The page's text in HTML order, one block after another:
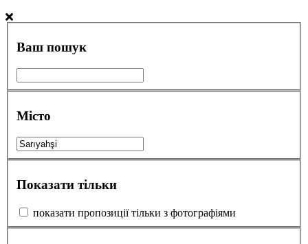
Ваш пошук
Місто
Показати тільки
показати пропозиції тільки з фотографіями